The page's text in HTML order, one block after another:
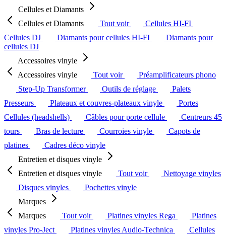
Cellules et Diamants
Cellules et Diamants
Tout voir
Cellules HI-FI
Cellules DJ
Diamants pour cellules HI-FI
Diamants pour
cellules DJ
Accessoires vinyle
Accessoires vinyle
Tout voir
Préamplificateurs phono
Step-Up Transformer
Outils de réglage
Palets
Presseurs
Plateaux et couvres-plateaux vinyle
Portes
Cellules (headshells)
Câbles pour porte cellule
Centreurs 45
tours
Bras de lecture Courroies vinyle
Capots de
platines
Cadres déco vinyle
Entretien et disques vinyle
Entretien et disques vinyle
Tout voir
Nettoyage vinyles
Disques vinyles
Pochettes vinyle
Marques
Marques
Tout voir Platines vinyles Rega
Platines
vinyles Pro-Ject
Platines vinyles Audio-Technica
Cellules